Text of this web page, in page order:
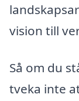
vision till
Så om du
tveka inte